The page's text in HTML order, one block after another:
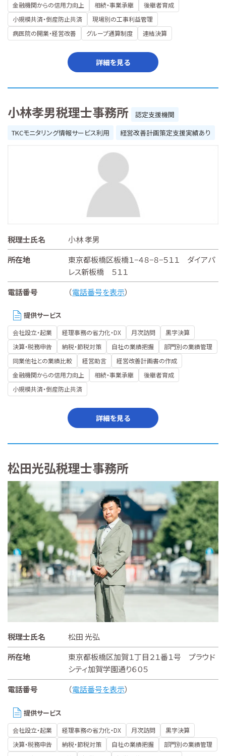
金融機関からの信用力向上
相続・事業承継
後継者育成
小規模共済・倒産防止共済
現場別の工事利益管理
病医院の開業・経営改善
グループ通算制度 連結決算
詳細を見る
小林孝男税理士事務所
認定支援機関
TKCモニタリング情報サービス利用
経営改善計画策定支援実績あり
税理士氏名
小林 孝男
所在地
東京都板橋区板橋１−４８−８−５１１ ダイアパ
レス新板橋 ５１１
電話番号
（電話番号を表示）
提供サービス
会社設立・起業 経理事務の省力化・DX 月次訪問
黒字決算
決算・税務申告
納税・節税対策 自社の業績把握
部門別の業績管理
同業他社との業績比較
経営助言
経営改善計画書の作成
金融機関からの信用力向上
相続・事業承継
後継者育成
小規模共済・倒産防止共済
詳細を見る
松田光弘税理士事務所
税理士氏名
松田 光弘
所在地
東京都板橋区加賀１丁目２１番１号 プラウド
シティ加賀学園通り６０５
電話番号
（電話番号を表示）
提供サービス
会社設立・起業 経理事務の省力化・DX 月次訪問
黒字決算
決算・税務申告
納税・節税対策 自社の業績把握
部門別の業績管理